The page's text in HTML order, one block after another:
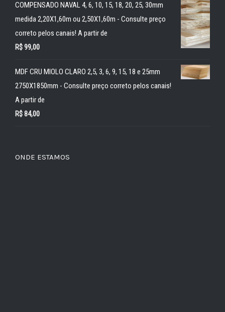
COMPENSADO NAVAL 4, 6, 10, 15, 18, 20, 25, 30mm
medida 2,20X1,60m ou 2,50X1,60m - Consulte preço
correto pelos canais! A partir de
R$99,00
MDF CRU MIOLO CLARO 2,5, 3, 6, 9, 15, 18 e 25mm
2750X1850mm - Consulte preço correto pelos canais!
A partir de
R$84,00
ONDE ESTAMOS